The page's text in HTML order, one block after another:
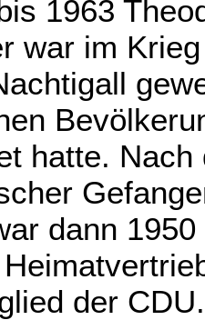
1963
war im
hatte. Nach
dann
der CDU.